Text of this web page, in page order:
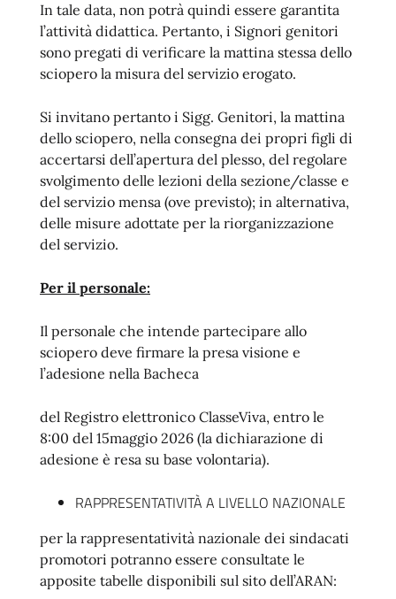
In tale data, non potrà quindi essere garantita
l’attività didattica. Pertanto, i Signori genitori
sono pregati di verificare la mattina stessa dello
sciopero la misura del servizio erogato.
Si invitano pertanto i Sigg. Genitori, la mattina
dello sciopero, nella consegna dei propri figli di
accertarsi dell’apertura del plesso, del regolare
svolgimento delle lezioni della sezione/classe e
del servizio mensa (ove previsto); in alternativa,
delle misure adottate per la riorganizzazione
del servizio.
Per il personale:
Il personale che intende partecipare allo
sciopero deve firmare la presa visione e
l’adesione nella Bacheca
del Registro elettronico ClasseViva, entro le
8:00 del 15maggio 2026 (la dichiarazione di
adesione è resa su base volontaria).
RAPPRESENTATIVITÀ A LIVELLO NAZIONALE
per la rappresentatività nazionale dei sindacati
promotori potranno essere consultate le
apposite tabelle disponibili sul sito dell’ARAN: